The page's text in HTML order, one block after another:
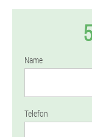
Name
Telefon